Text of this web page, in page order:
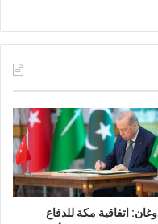
اتفاقية مكة للدفاع